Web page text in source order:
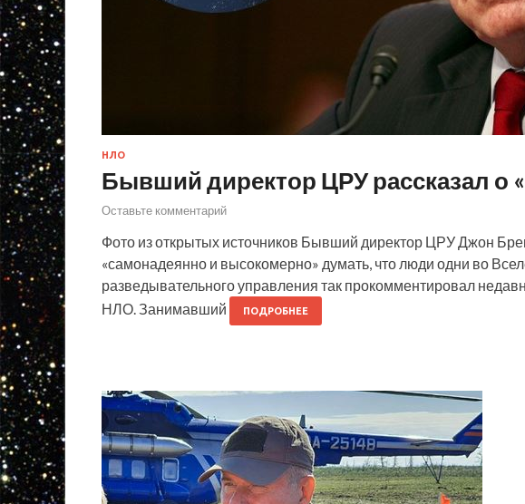
НЛО
Бывший директор ЦРУ рассказал о
Оставьте комментарий
Фото из открытых источников Бывший директор ЦРУ Джон
«самонадеянно и высокомерно» думать, что люди одни во
разведывательного управления так прокомментировал
НЛО. Занимавший
ПОДРОБНЕЕ